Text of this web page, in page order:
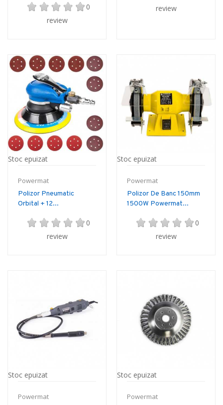
0
review
review
Stoc epuizat
Powermat
Polizor Pneumatic
Orbital + 12...
0
review
Stoc epuizat
Powermat
Polizor De Banc 150mm
1500W Powermat...
0
review
Stoc epuizat
Powermat
Stoc epuizat
Powermat